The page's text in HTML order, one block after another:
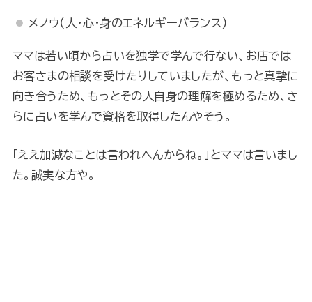
メノウ(人・心・身のエネルギーバランス)
ママは若い頃から占いを独学で学んで行ない、お店では
お客さまの相談を受けたりしていましたが、もっと真摯に
向き合うため、もっとその人自身の理解を極めるため、さ
らに占いを学んで資格を取得したんやそう。
「ええ加減なことは言われへんからね。」とママは言いまし
た。誠実な方や。